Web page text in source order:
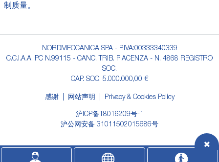
制质量。
NORDMECCANICA SPA - P.IVA:00333340339
C.C.I.A.A. PC N.99115 - CANC. TRIB. PIACENZA - N. 4868 REGISTRO
SOC.
CAP. SOC. 5.000.000,00 €
感谢 网站声明 Privacy & Cookies Policy
沪ICP备18016209号-1
沪公网安备 31011502015686号